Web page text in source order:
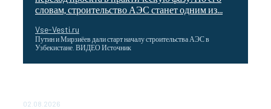
словам, строительство АЭС станет одним из...
Vse-Vesti.ru
Путин и Мирзиёев дали старт началу строительства АЭС в
Узбекистане. ВИДЕО Источник
02.08.2026